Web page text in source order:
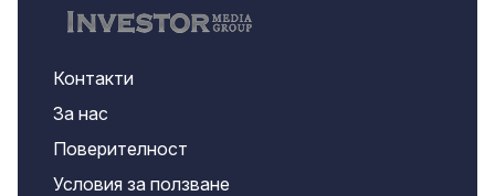
Контакти
За нас
Поверителност
Условия за ползване